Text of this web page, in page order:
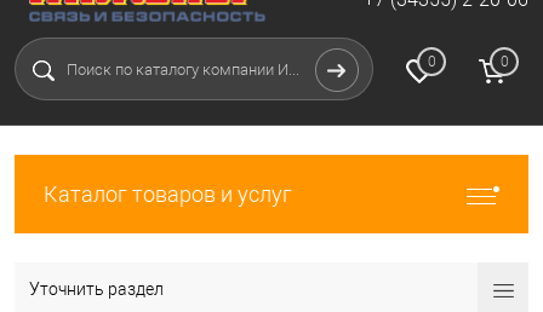
0 0
Каталог товаров и услуг
Уточнить раздел